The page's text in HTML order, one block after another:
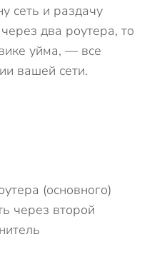
сеть и раздачу
два роутера, то
уйма, — все
вашей сети.
(основного)
через второй